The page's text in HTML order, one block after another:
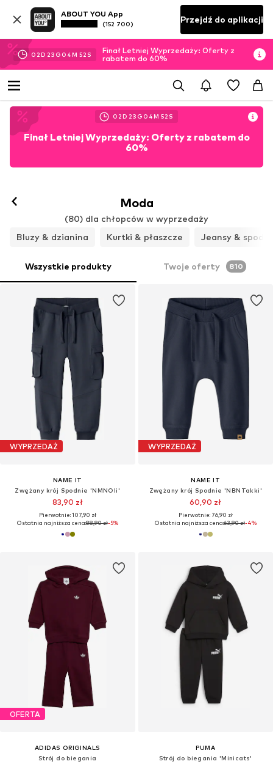
ABOUT YOU App
(152 700) Przejdź do aplikacji
02D 23 G 04M 51 S
Finał Letniej Wyprzedaży: Oferty z
rabatem do 60%
02D 23 G 04M 51 S
Finał Letniej Wyprzedaży: Oferty z rabatem do
60%
Moda
(80) dla chłopców w wyprzedaży
Bluzy & dzianina
Kurtki & płaszcze Jeansy &
Wszystkie produkty Twoje oferty 810
WYPRZEDAŻ
NAME IT
Zwężany krój Spodnie 'NMNOli'
83,90 zł
Pierwotnie: 107,90 zł
Ostatnia najniższa cena:88,90 zł-5%
WYPRZEDAŻ
NAME IT
Zwężany krój Spodnie 'NBNTakki'
60,90 zł
Pierwotnie: 76,90 zł
Ostatnia najniższa cena:63,90 zł-4%
OFERTA
ADIDAS ORIGINALS
Strój do biegania
PUMA
Strój do biegania 'Minicats'